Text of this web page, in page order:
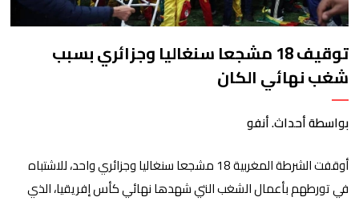
توقيف 18 مشجعا سنغاليا وجزائري بسبب
شغب نهائي الكان
بواسطة أحداث. أنفو
أوقفت الشرطة المغربية 18 مشجعا سنغاليا وجزائري واحد، للاشتباه
في تورطهم بأعمال الشغب التي شهدها نهائي كأس إفريقيا، الذي